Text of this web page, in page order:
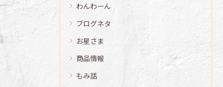
わんわーん
ブログネタ
お星さま
商品情報
もみ話